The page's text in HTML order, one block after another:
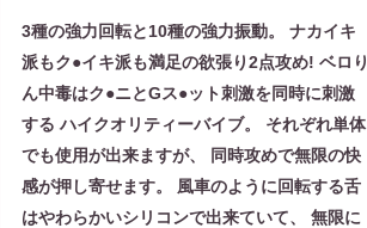
3種の強力回転と10種の強力振動。 ナカイキ
派もク●イキ派も満足の欲張り2点攻め! ベロり
ん中毒はク●ニとGス●ット刺激を同時に刺激
する ハイクオリティーバイブ。 それぞれ単体
でも使用が出来ますが、 同時攻めで無限の快
感が押し寄せます。 風車のように回転する舌
はやわらかいシリコンで出来ていて、 無限に